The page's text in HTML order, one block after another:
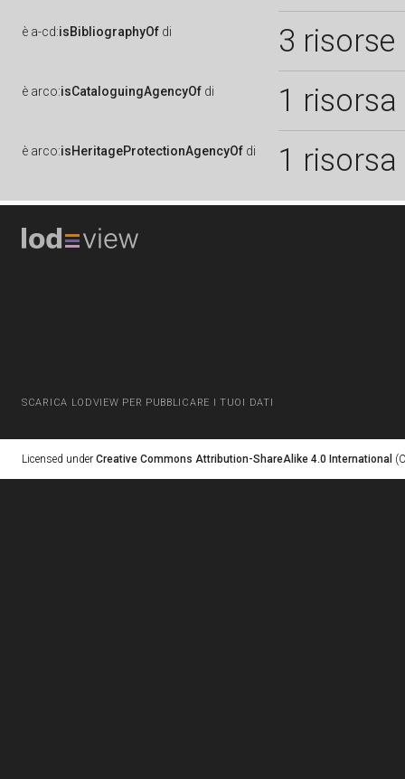
è a-cd:isBibliographyOf di 3 risorse
è arco:isCataloguingAgencyOf di 1 risorsa
è arco:isHeritageProtectionAgencyOf di 1 risorsa
SCARICA LODVIEW PER PUBBLICARE I TUOI DATI
Licensed under Creative Commons Attribution-ShareAlike 4.0 International